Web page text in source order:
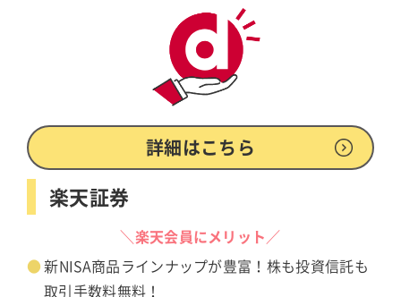
詳細はこちら
楽天証券
＼楽天会員にメリット／
新NISA商品ラインナップが豊富！株も投資信託も
取引手数料無料！